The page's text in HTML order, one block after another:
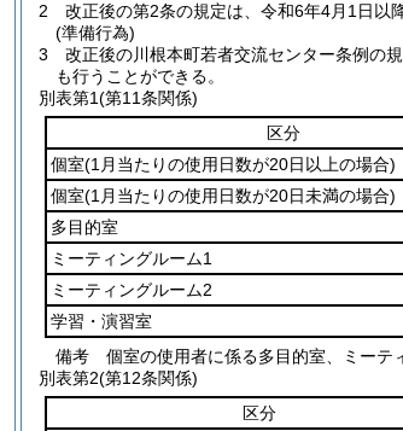
2
改正後の第2条の規定は、令和6年4月1日以
(準備行為)
3
改正後の川根本町若者交流センター条例の
も行うことができる。
別表第1(第11条関係)
区分
個室(1月当たりの使用日数が20日以上の場合)
個室(1月当たりの使用日数が20日未満の場合)
多目的室
ミーティングルーム1
ミーティングルーム2
学習・演習室
備考 個室の使用者に係る多目的室、ミーテ
別表第2(第12条関係)
区分